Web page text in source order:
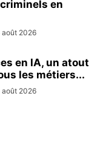
en
août 2026
en IA, un atout
les métiers...
août 2026